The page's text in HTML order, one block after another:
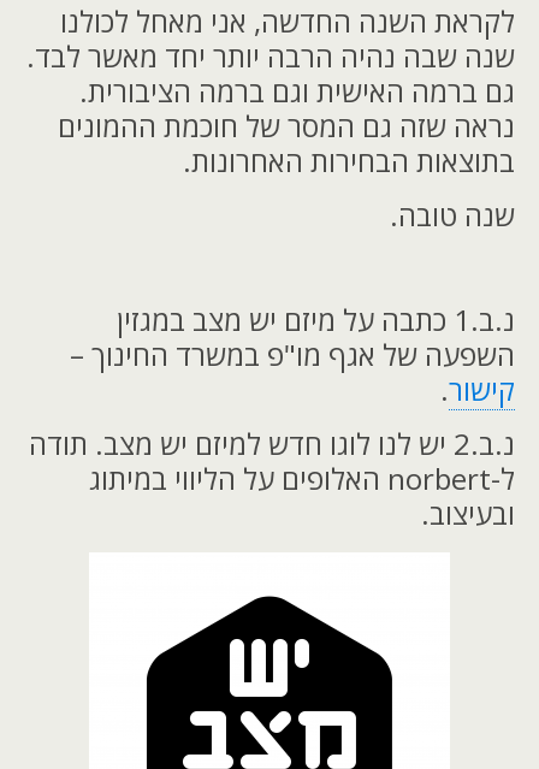
לקראת השנה החדשה, אני מאחל לכולנו
שנה שבה נהיה הרבה יותר יחד מאשר לבד.
גם ברמה האישית וגם ברמה הציבורית.
נראה שזה גם המסר של חוכמת ההמונים
בתוצאות הבחירות האחרונות.
שנה טובה.
נ.ב.1 כתבה על מיזם יש מצב במגזין
השפעה של אגף מו"פ במשרד החינוך –
קישור.
נ.ב.2 יש לנו לוגו חדש למיזם יש מצב. תודה
ל-norbert האלופים על הליווי במיתוג
ובעיצוב.